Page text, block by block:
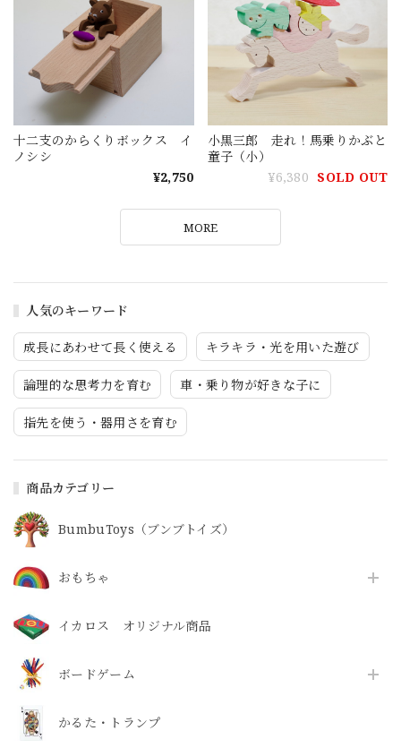
人気のキーワード
成長にあわせて長く使える キラキラ・光を用いた遊び
論理的な思考力を育む 車・乗り物が好きな子に
指先を使う・器用さを育む
商品カテゴリー
BumbuToys（ブンブトイズ）
おもちゃ
イカロス オリジナル商品
ボードゲーム
かるた・トランプ
十二支のからくりボックス イ
ノシシ
¥2,750
小黒三郎 走れ！馬乗りかぶと
童子（小）
¥6,380 SOLD OUT
MORE